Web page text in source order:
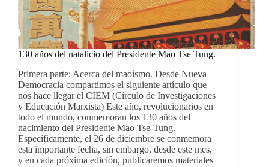
130 años del natalicio del Presidente Mao Tse Tung.
Primera parte: Acerca del maoísmo. Desde Nueva
Democracia compartimos el siguiente artículo que
nos hace llegar el CIEM (Círculo de Investigaciones
y Educación Marxista) Este año, revolucionarios en
todo el mundo, conmemoran los 130 años del
nacimiento del Presidente Mao Tse-Tung.
Específicamente, el 26 de diciembre se conmemora
esta importante fecha, sin embargo, desde este mes,
y en cada próxima edición, publicaremos materiales